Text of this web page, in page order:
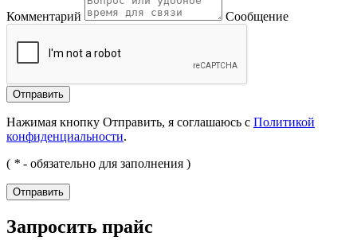
Комментарий Сообщение
Нажимая кнопку Отправить, я соглашаюсь с Политикой
конфиденциальности.
( * - обязательно для заполнения )
Запросить прайс